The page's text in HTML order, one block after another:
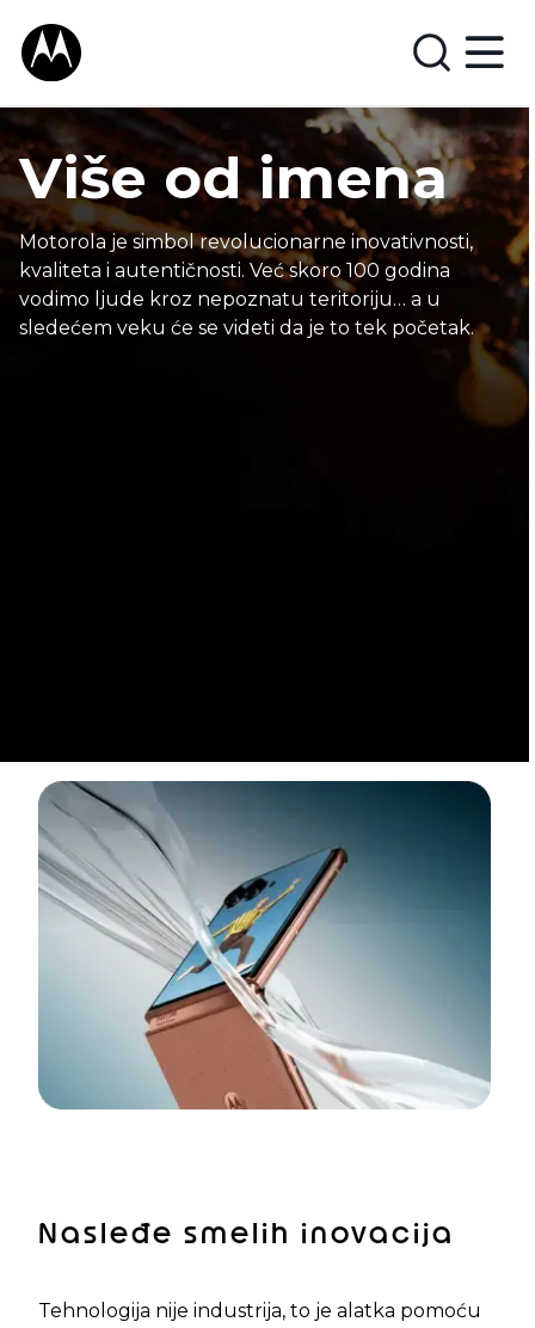
Više od imena
Motorola je simbol revolucionarne inovativnosti,
kvaliteta i autentičnosti. Već skoro 100 godina
vodimo ljude kroz nepoznatu teritoriju… a u
sledećem veku će se videti da je to tek početak.
Nasleđe smelih inovacija
Tehnologija nije industrija, to je alatka pomoću